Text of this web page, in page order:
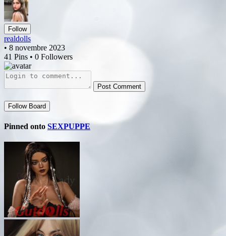
Follow
realdolls
• 8 novembre 2023
41 Pins • 0 Followers
Post Comment
Follow Board
Pinned onto SEXPUPPE